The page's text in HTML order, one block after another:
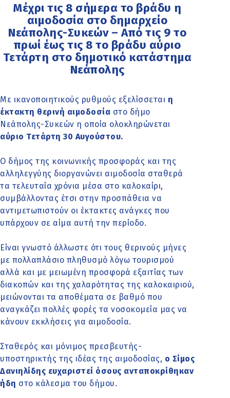
Μέχρι τις 8 σήμερα το βράδυ η
αιμοδοσία στο δημαρχείο
Νεάπολης-Συκεών – Από τις 9 το
πρωί έως τις 8 το βράδυ αύριο
Τετάρτη στο δημοτικό κατάστημα
Νεάπολης
Με ικανοποιητικούς ρυθμούς εξελίσσεται η
έκτακτη θερινή αιμοδοσία στο δήμο
Νεάπολης-Συκεών η οποία ολοκληρώνεται
αύριο Τετάρτη 30 Αυγούστου.
Ο δήμος της κοινωνικής προσφοράς και της
αλληλεγγύης διοργανώνει αιμοδοσία σταθερά
τα τελευταία χρόνια μέσα στο καλοκαίρι,
συμβάλλοντας έτσι στην προσπάθεια να
αντιμετωπιστούν οι έκτακτες ανάγκες που
υπάρχουν σε αίμα αυτή την περίοδο.
Είναι γνωστό άλλωστε ότι τους θερινούς μήνες
με πολλαπλάσιο πληθυσμό λόγω τουρισμού
αλλά και με μειωμένη προσφορά εξαιτίας των
διακοπών και της χαλαρότητας της καλοκαιριού,
μειώνονται τα αποθέματα σε βαθμό που
αναγκάζει πολλές φορές τα νοσοκομεία μας να
κάνουν εκκλήσεις για αιμοδοσία.
Σταθερός και μόνιμος πρεσβευτής-
υποστηρικτής της ιδέας της αιμοδοσίας, ο Σίμος
Δανιηλίδης ευχαριστεί όσους ανταποκρίθηκαν
ήδη στο κάλεσμα του δήμου.